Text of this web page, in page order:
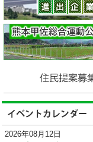
2026年08月12日